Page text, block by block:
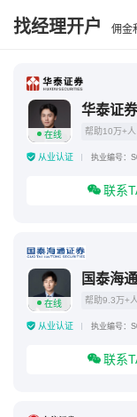
找经理开户 佣金
在线
华泰证
帮助10万+人
从业认证 执业编号：
联系
在线
国泰海
帮助9.3万+人
从业认证 执业编号：
联系